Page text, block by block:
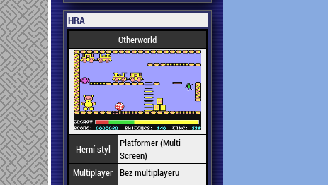
HRA
Otherworld
Herní styl
Platformer (Multi
Screen)
Multiplayer Bez multiplayeru